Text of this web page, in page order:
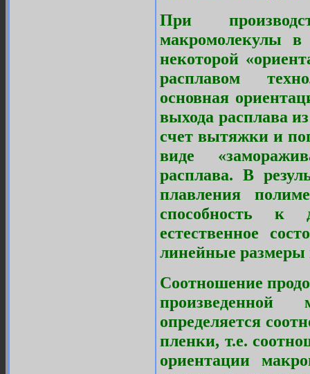
При
макромолекулы в
некоторой
расплавом
основная
выхода расплава
счет вытяжки и
виде
расплава. В
плавления
способность
естественное
линейные размеры
Соотношение
произведенной
определяется
пленки, т.е.
ориентации